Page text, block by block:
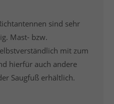
sind sehr
Mast- bzw.
mit zum
hierfür auch andere
Saugfuß erhältlich.